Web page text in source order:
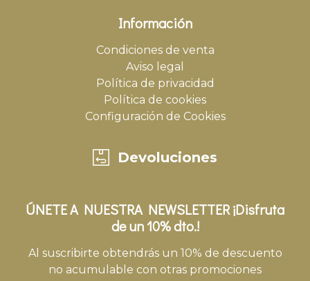
Información
Condiciones de venta
Aviso legal
Política de privacidad
Política de cookies
Configuración de Cookies
Devoluciones
ÚNETE A NUESTRA NEWSLETTER ¡Disfruta
de un 10% dto.!
Al suscribirte obtendrás un 10% de descuento
no acumulable con otras promociones